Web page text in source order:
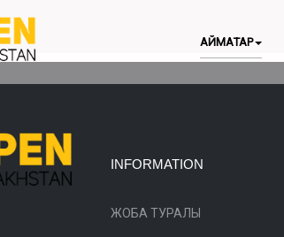
АЙМАҚТАР
INFORMATION
ЖОБА ТУРАЛЫ